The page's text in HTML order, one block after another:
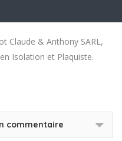
Claude & Anthony SARL,
Isolation et Plaquiste.
commentaire